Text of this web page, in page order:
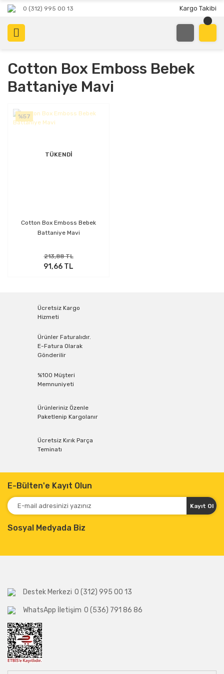
0 (312) 995 00 13 Kargo Takibi
Cotton Box Emboss Bebek
Battaniye Mavi
%57
TÜKENDİ
Cotton Box Emboss Bebek
Battaniye Mavi
213,88 TL
91,66 TL
Ücretsiz Kargo
Hizmeti
Ürünler Faturalıdır.
E-Fatura Olarak
Gönderilir
%100 Müşteri
Memnuniyeti
Ürünleriniz Özenle
Paketlenip Kargolanır
Ücretsiz Kırık Parça
Teminatı
E-Bülten'e Kayıt Olun
Kayıt Ol
Sosyal Medyada Biz
Destek Merkezi 0 (312) 995 00 13
WhatsApp İletişim 0 (536) 791 86 86